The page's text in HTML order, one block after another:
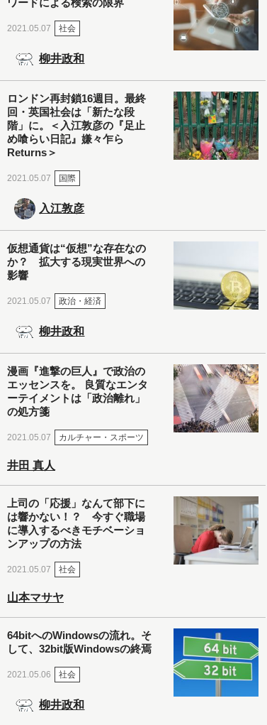
ワードによる検索の限界
2021.05.07 社会
柳井政和
ロンドン再封鎖16週目。最終
回・英国社会は「新たな段
階」に。＜入江敦彦の『足止
め喰らい日記』嫌々乍ら
Returns＞
2021.05.07 国際
入江敦彦
仮想通貨は“仮想”な存在なの
か？ 拡大する現実世界への
影響
2021.05.07 政治・経済
柳井政和
漫画『進撃の巨人』で政治の
エッセンスを。 良質なエンタ
ーテイメントは「政治離れ」
の処方箋
2021.05.07 カルチャー・スポーツ
井田 真人
上司の「応援」なんて部下に
は響かない！？ 今すぐ職場
に導入するべきモチベーショ
ンアップの方法
2021.05.07 社会
山本マサヤ
64bitへのWindowsの流れ。そ
して、32bit版Windowsの終焉
2021.05.06 社会
柳井政和